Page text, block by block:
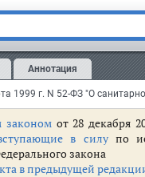
Аннотация
2настоящей статьи,
санитарного врача
осуществляющих
Российской Федерации
закономот 28 декабря
в силупо
закона
в предыдущей